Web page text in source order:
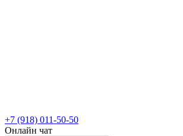
+7 (918) 011-50-50
Онлайн чат